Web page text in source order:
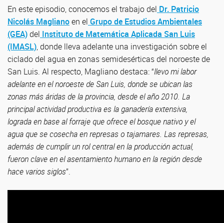
En este episodio, conocemos el trabajo del Dr. Patricio
Nicolás Maglianoen el Grupo de Estudios Ambientales
(GEA)del Instituto de Matemática Aplicada San Luis
(IMASL), donde lleva adelante una investigación sobre el
ciclado del agua en zonas semidesérticas del noroeste de
San Luis. Al respecto, Magliano destaca: “llevo mi labor
adelante en el noroeste de San Luis, donde se ubican las
zonas más áridas de la provincia, desde el año 2010. La
principal actividad productiva es la ganadería extensiva,
lograda en base al forraje que ofrece el bosque nativo y el
agua que se cosecha en represas o tajamares. Las represas,
además de cumplir un rol central en la producción actual,
fueron clave en el asentamiento humano en la región desde
hace varios siglos”.